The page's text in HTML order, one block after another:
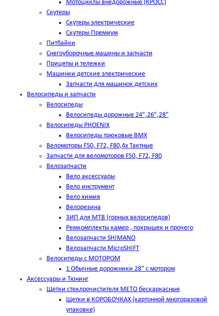
Мотоциклы внедорожные (КРОСС)
Скутеры
Скутеры электрические
Скутеры Премиум
Питбайки
Снегоуборочные машины и запчасти
Прицепы и тележки
Машинки детские электрические
Запчасти для машинок детских
Велосипеды и запчасти
Велосипеды
Велосипеды дорожные 24",26",28"
Велосипеды PHOENIX
Велосипеды трюковые BMX
Веломоторы F50, F72, F80,4х Тактные
Запчасти для веломоторов F50, F72, F80
Велозапчасти
Вело аксессуары
Вело инструмент
Вело химия
Велорезина
ЗИП для MTB (горных велосипедов)
Ремкомплекты камер , покрышек и прочего
Велозапчасти SHIMANO
Велозапчасти MicroSHIFT
Велосипеды с МОТОРОМ
1 Обычные дорожники 28" с мотором
Аксессуары и Тюнинг
Щетки стеклоочистителя METO бескаркасные
Щетки в КОРОБОЧКАХ (картонной многоразовой
упаковке)